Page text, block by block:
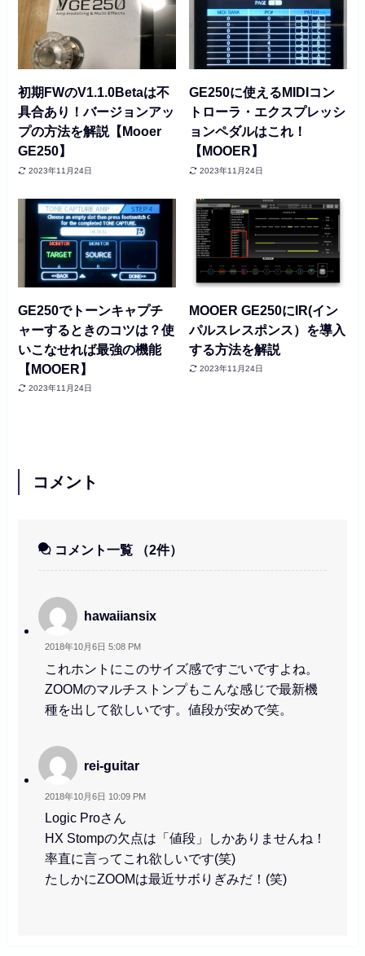
初期FWのV1.1.0Betaは不
具合あり！バージョンアッ
プの方法を解説【Mooer
GE250】
2023年11月24日
GE250に使えるMIDIコン
トローラ・エクスプレッシ
ョンペダルはこれ！
【MOOER】
2023年11月24日
GE250でトーンキャプチ
ャーするときのコツは？使
いこなせれば最強の機能
【MOOER】
2023年11月24日
MOOER GE250にIR(イン
パルスレスポンス）を導入
する方法を解説
2023年11月24日
コメント
コメント一覧 （2件）
hawaiiansix
2018年10月6日 5:08 PM
これホントにこのサイズ感ですごいですよね。
ZOOMのマルチストンプもこんな感じで最新機
種を出して欲しいです。値段が安めで笑。
rei-guitar
2018年10月6日 10:09 PM
Logic Proさん
HX Stompの欠点は「値段」しかありませんね！
率直に言ってこれ欲しいです(笑)
たしかにZOOMは最近サボりぎみだ！(笑)